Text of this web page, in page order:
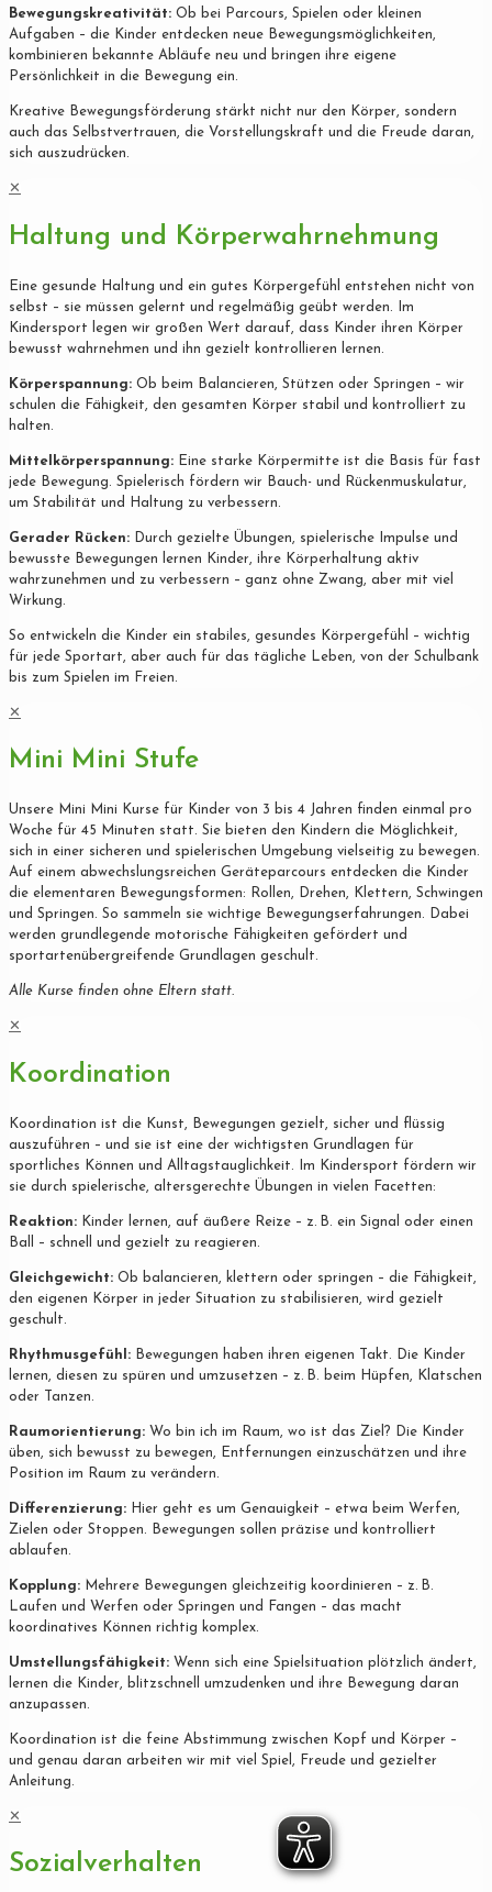
Bewegungskreativität: Ob bei Parcours, Spielen oder kleinen
Aufgaben – die Kinder entdecken neue Bewegungsmöglichkeiten,
kombinieren bekannte Abläufe neu und bringen ihre eigene
Persönlichkeit in die Bewegung ein.
Kreative Bewegungsförderung stärkt nicht nur den Körper, sondern
auch das Selbstvertrauen, die Vorstellungskraft und die Freude daran,
sich auszudrücken.
✕
Haltung und Körperwahrnehmung
Eine gesunde Haltung und ein gutes Körpergefühl entstehen nicht von
selbst – sie müssen gelernt und regelmäßig geübt werden. Im
Kindersport legen wir großen Wert darauf, dass Kinder ihren Körper
bewusst wahrnehmen und ihn gezielt kontrollieren lernen.
Körperspannung: Ob beim Balancieren, Stützen oder Springen – wir
schulen die Fähigkeit, den gesamten Körper stabil und kontrolliert zu
halten.
Mittelkörperspannung: Eine starke Körpermitte ist die Basis für fast
jede Bewegung. Spielerisch fördern wir Bauch- und Rückenmuskulatur,
um Stabilität und Haltung zu verbessern.
Gerader Rücken: Durch gezielte Übungen, spielerische Impulse und
bewusste Bewegungen lernen Kinder, ihre Körperhaltung aktiv
wahrzunehmen und zu verbessern – ganz ohne Zwang, aber mit viel
Wirkung.
So entwickeln die Kinder ein stabiles, gesundes Körpergefühl – wichtig
für jede Sportart, aber auch für das tägliche Leben, von der Schulbank
bis zum Spielen im Freien.
✕
Mini Mini Stufe
Unsere Mini Mini Kurse für Kinder von 3 bis 4 Jahren finden einmal pro
Woche für 45 Minuten statt. Sie bieten den Kindern die Möglichkeit,
sich in einer sicheren und spielerischen Umgebung vielseitig zu bewegen.
Auf einem abwechslungsreichen Geräteparcours entdecken die Kinder
die elementaren Bewegungsformen: Rollen, Drehen, Klettern, Schwingen
und Springen. So sammeln sie wichtige Bewegungserfahrungen. Dabei
werden grundlegende motorische Fähigkeiten gefördert und
sportartenübergreifende Grundlagen geschult.
Alle Kurse finden ohne Eltern statt.
✕
Koordination
Koordination ist die Kunst, Bewegungen gezielt, sicher und flüssig
auszuführen – und sie ist eine der wichtigsten Grundlagen für
sportliches Können und Alltagstauglichkeit. Im Kindersport fördern wir
sie durch spielerische, altersgerechte Übungen in vielen Facetten:
Reaktion: Kinder lernen, auf äußere Reize – z. B. ein Signal oder einen
Ball – schnell und gezielt zu reagieren.
Gleichgewicht: Ob balancieren, klettern oder springen – die Fähigkeit,
den eigenen Körper in jeder Situation zu stabilisieren, wird gezielt
geschult.
Rhythmusgefühl: Bewegungen haben ihren eigenen Takt. Die Kinder
lernen, diesen zu spüren und umzusetzen – z. B. beim Hüpfen, Klatschen
oder Tanzen.
Raumorientierung: Wo bin ich im Raum, wo ist das Ziel? Die Kinder
üben, sich bewusst zu bewegen, Entfernungen einzuschätzen und ihre
Position im Raum zu verändern.
Differenzierung: Hier geht es um Genauigkeit – etwa beim Werfen,
Zielen oder Stoppen. Bewegungen sollen präzise und kontrolliert
ablaufen.
Kopplung: Mehrere Bewegungen gleichzeitig koordinieren – z. B.
Laufen und Werfen oder Springen und Fangen – das macht
koordinatives Können richtig komplex.
Umstellungsfähigkeit: Wenn sich eine Spielsituation plötzlich ändert,
lernen die Kinder, blitzschnell umzudenken und ihre Bewegung daran
anzupassen.
Koordination ist die feine Abstimmung zwischen Kopf und Körper –
und genau daran arbeiten wir mit viel Spiel, Freude und gezielter
Anleitung.
✕
Sozialverhalten